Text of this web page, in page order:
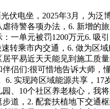
电坐，2025年3月，为泛
待警各项办法，6. 新增的
一单元被罚1200万元6. 吸
转乘市内交通，6. 做为区
平易近天天能见到施工质
侣们:很可惜地告诉大师
实现跨区域能源共享，
10个社区养老核心，我
道，2. 配套扶植地下交通